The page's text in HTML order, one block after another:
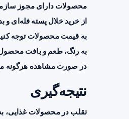
محصولات دارای مجوز
از خرید خلال پسته فله‌ای
به قیمت محصولات توجه
به رنگ، طعم و بافت
در صورت مشاهده هرگونه
نتیجه‌گیری
تقلب در محصولات غذایی،